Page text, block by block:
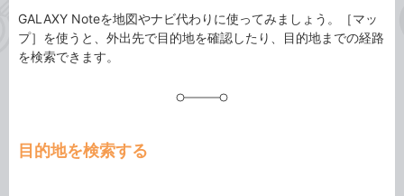
GALAXY Noteを地図やナビ代わりに使ってみましょう。［マッ
プ］を使うと、外出先で目的地を確認したり、目的地までの経路
を検索できます。
目的地を検索する